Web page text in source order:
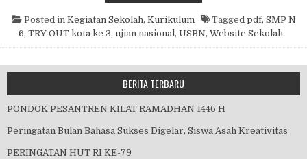
Posted in Kegiatan Sekolah, Kurikulum Tagged pdf, SMP N
6, TRY OUT kota ke 3, ujian nasional , USBN, Website Sekolah
BERITA TERBARU
PONDOK PESANTREN KILAT RAMADHAN 1446 H
Peringatan Bulan Bahasa Sukses Digelar, Siswa Asah Kreativitas
PERINGATAN HUT RI KE-79